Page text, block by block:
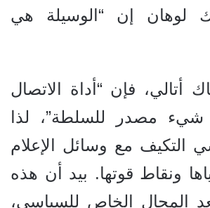
لوهان إن “الوسيلة هي
أتالي، فإن “أداة الاتصال
مصدر للسلطة”، لذا
التكيف مع وسائل الإعلام
ونقاط قوتها. بيد أن هذه
المجال الخاص للسياسي،